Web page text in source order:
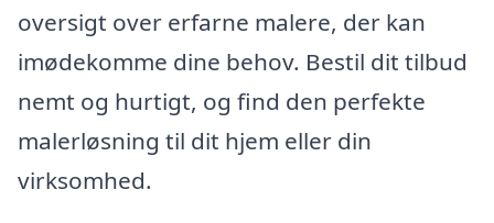
oversigt over erfarne malere, der kan
imødekomme dine behov. Bestil dit tilbud
nemt og hurtigt, og find den perfekte
malerløsning til dit hjem eller din
virksomhed.